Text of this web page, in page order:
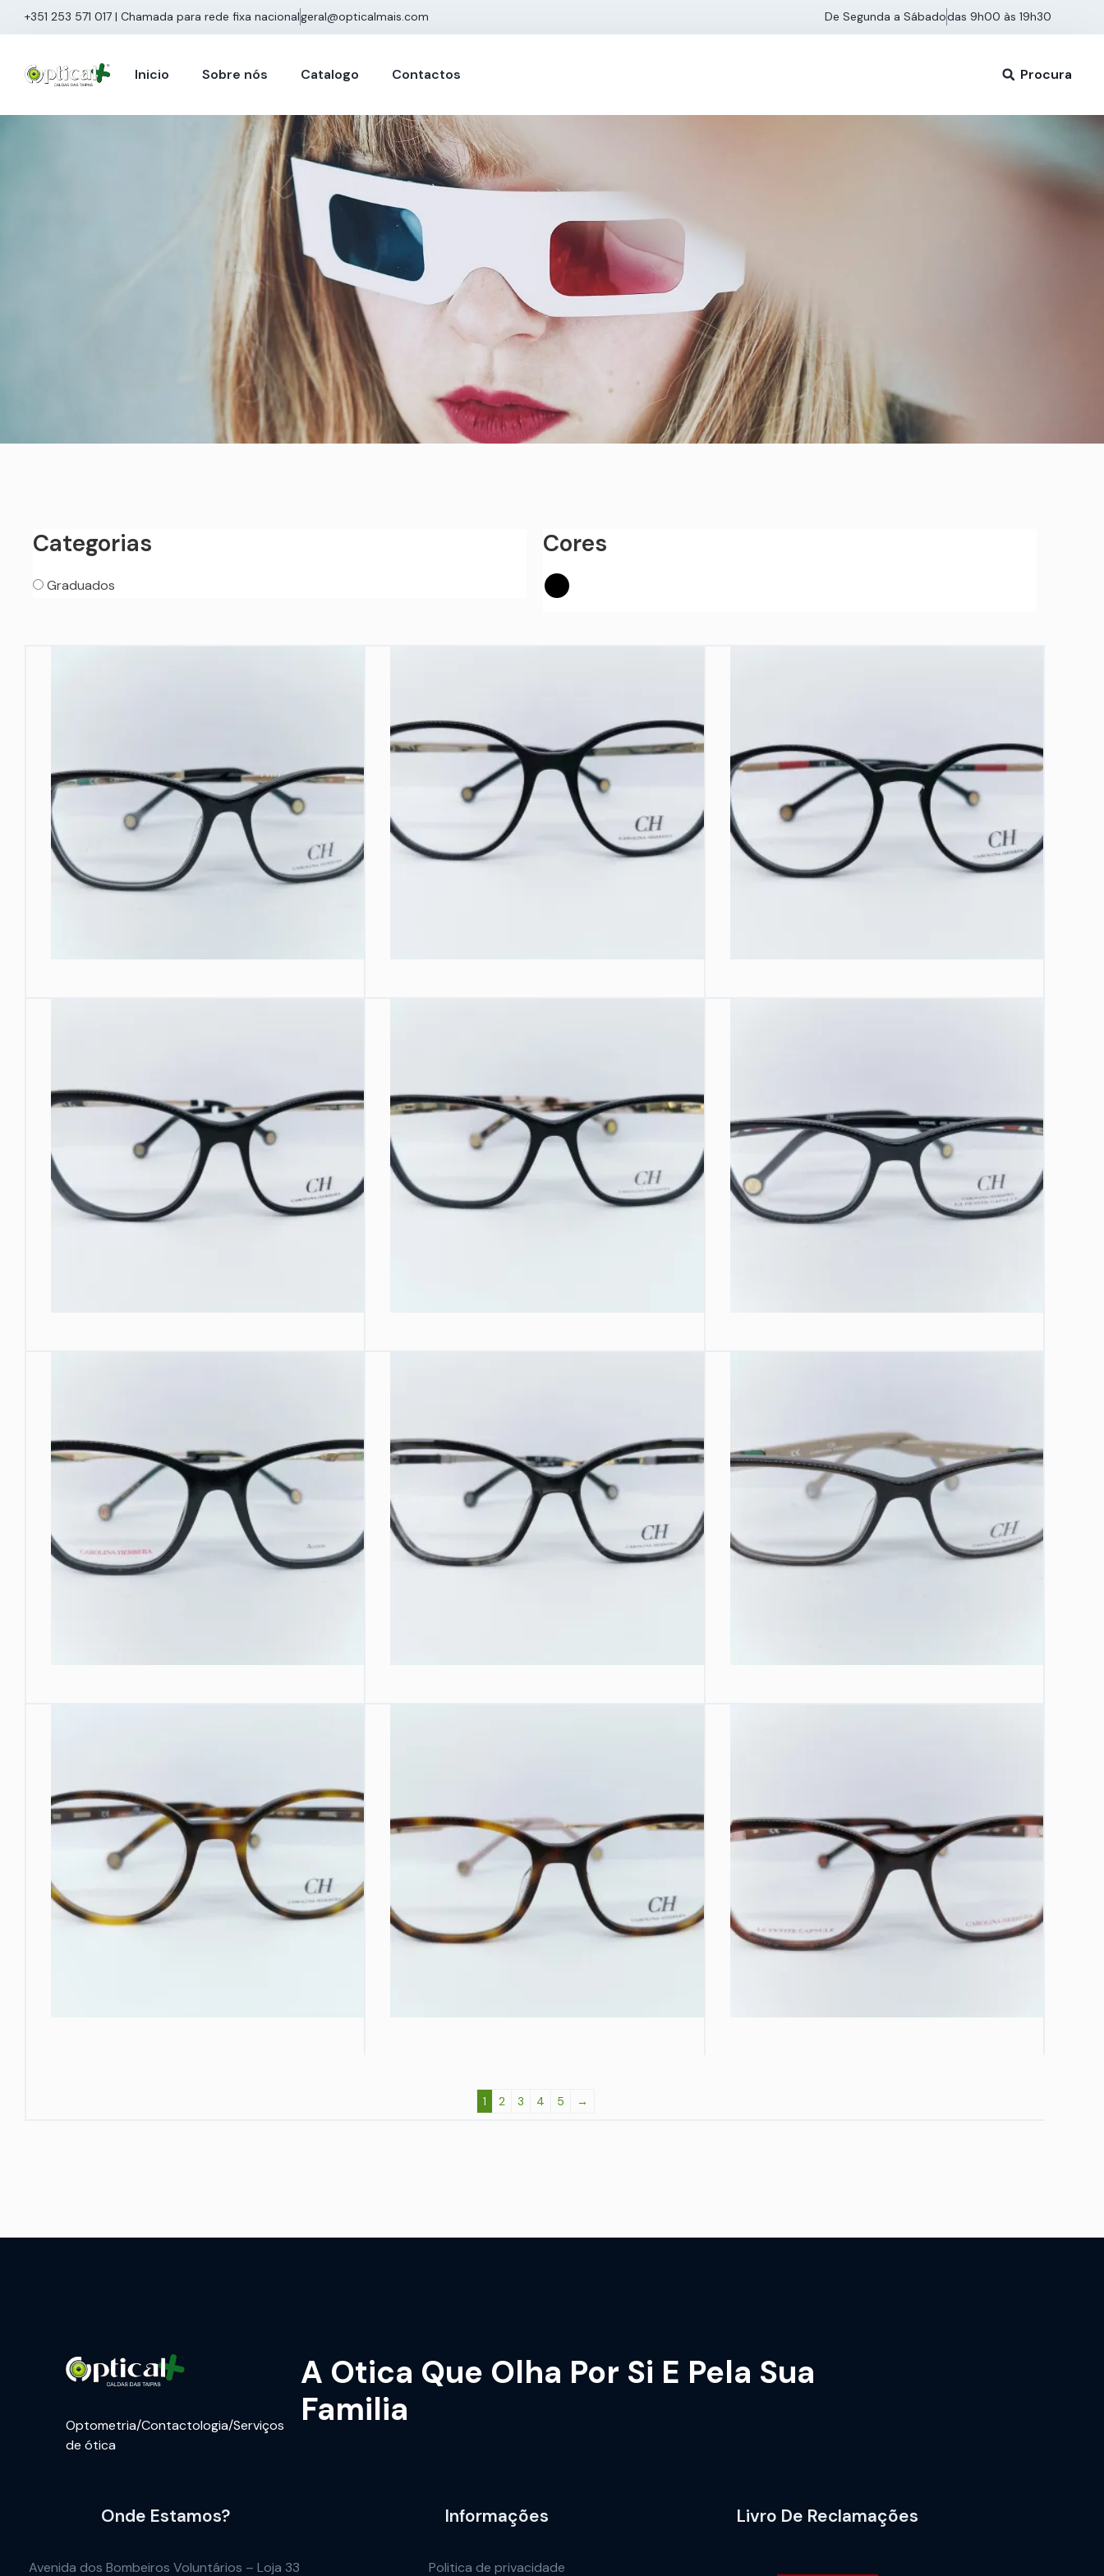
+351 253 571 017 | Chamada para rede fixa nacionalgeral@opticalmais.com De Segunda a Sábadodas 9h00 às 19h30
Inicio Sobre nós Catalogo Contactos Procura
Categorias
Graduados
Cores
1 2 3 4 5 →
Optometria/Contactologia/Serviços
de ótica
A Otica Que Olha Por Si E Pela Sua
Familia
Onde Estamos?
Avenida dos Bombeiros Voluntários – Loja 33
Informações
Politica de privacidade
Livro De Reclamações